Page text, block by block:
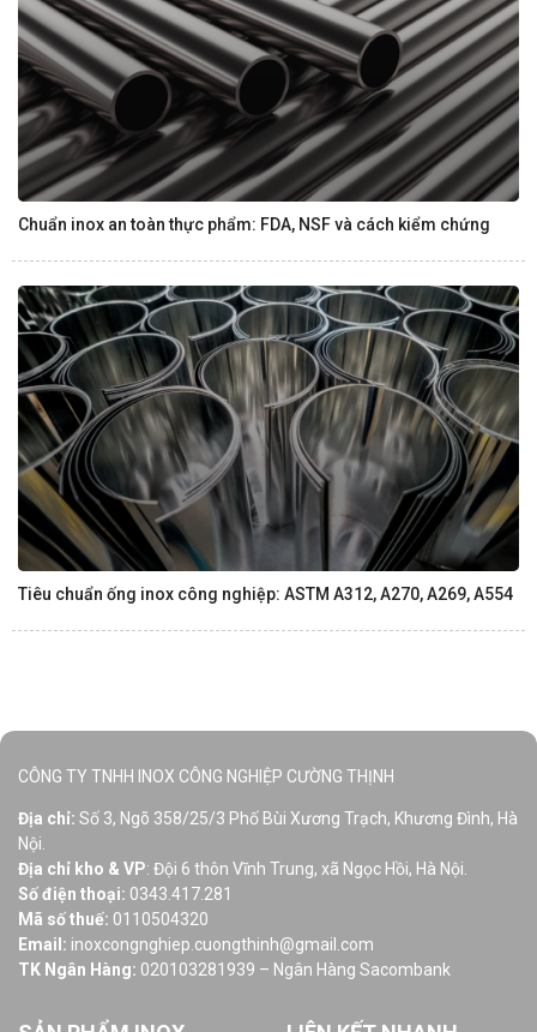
Chuẩn inox an toàn thực phẩm: FDA, NSF và cách kiểm chứng
Tiêu chuẩn ống inox công nghiệp: ASTM A312, A270, A269, A554
CÔNG TY TNHH INOX CÔNG NGHIỆP CƯỜNG THỊNH
Địa chỉ: Số 3, Ngõ 358/25/3 Phố Bùi Xương Trạch, Khương Đình, Hà
Nội.
Địa chỉ kho & VP: Đội 6 thôn Vĩnh Trung, xã Ngọc Hồi, Hà Nội.
Số điện thoại: 0343.417.281
Mã số thuế: 0110504320
Email: inoxcongnghiep.cuongthinh@gmail.com
TK Ngân Hàng: 020103281939 – Ngân Hàng Sacombank